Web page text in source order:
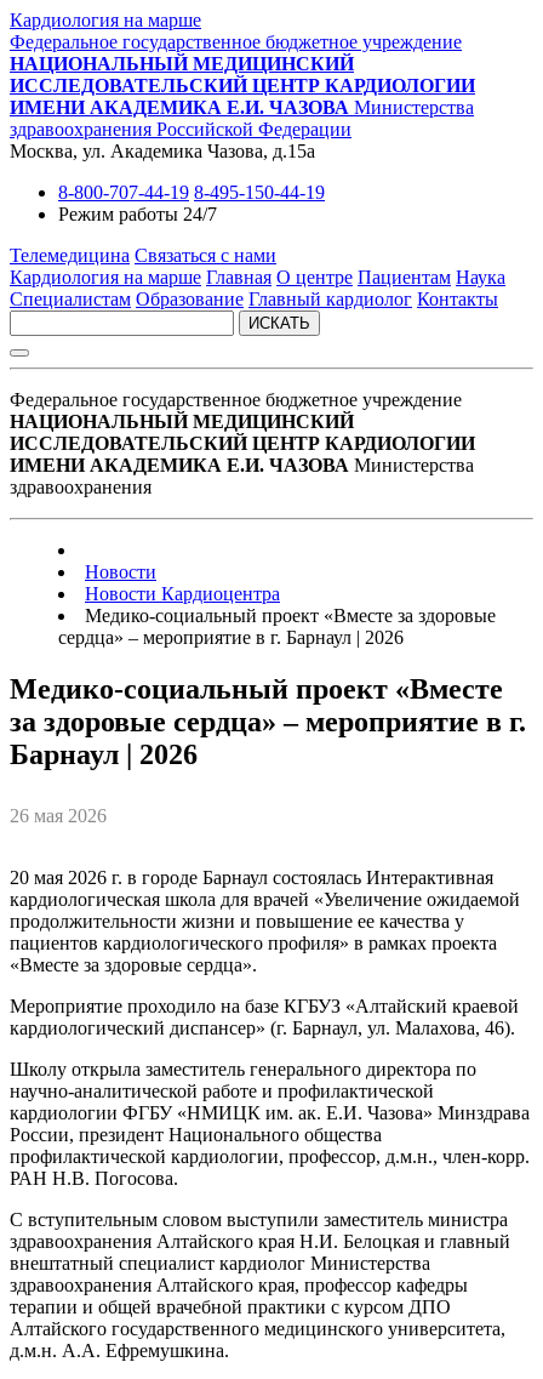
Кардиология на марше
Федеральное государственное бюджетное учреждение
НАЦИОНАЛЬНЫЙ МЕДИЦИНСКИЙ
ИССЛЕДОВАТЕЛЬСКИЙ ЦЕНТР КАРДИОЛОГИИ
ИМЕНИ АКАДЕМИКА Е.И. ЧАЗОВА Министерства
здравоохранения Российской Федерации
Москва, ул. Академика Чазова, д.15а
8-800-707-44-19 8-495-150-44-19
Режим работы 24/7
Телемедицина Связаться с нами
Кардиология на марше Главная О центре Пациентам Наука
Специалистам Образование Главный кардиолог Контакты
ИСКАТЬ
Федеральное государственное бюджетное учреждение
НАЦИОНАЛЬНЫЙ МЕДИЦИНСКИЙ
ИССЛЕДОВАТЕЛЬСКИЙ ЦЕНТР КАРДИОЛОГИИ
ИМЕНИ АКАДЕМИКА Е.И. ЧАЗОВА Министерства
здравоохранения
Новости
Новости Кардиоцентра
Медико-социальный проект «Вместе за здоровые
сердца» – мероприятие в г. Барнаул | 2026
Медико-социальный проект «Вместе
за здоровые сердца» – мероприятие в г.
Барнаул | 2026
26 мая 2026
20 мая 2026 г. в городе Барнаул состоялась Интерактивная
кардиологическая школа для врачей «Увеличение ожидаемой
продолжительности жизни и повышение ее качества у
пациентов кардиологического профиля» в рамках проекта
«Вместе за здоровые сердца».
Мероприятие проходило на базе КГБУЗ «Алтайский краевой
кардиологический диспансер» (г. Барнаул, ул. Малахова, 46).
Школу открыла заместитель генерального директора по
научно-аналитической работе и профилактической
кардиологии ФГБУ «НМИЦК им. ак. Е.И. Чазова» Минздрава
России, президент Национального общества
профилактической кардиологии, профессор, д.м.н., член-корр.
РАН Н.В. Погосова.
С вступительным словом выступили заместитель министра
здравоохранения Алтайского края Н.И. Белоцкая и главный
внештатный специалист кардиолог Министерства
здравоохранения Алтайского края, профессор кафедры
терапии и общей врачебной практики с курсом ДПО
Алтайского государственного медицинского университета,
д.м.н. А.А. Ефремушкина.